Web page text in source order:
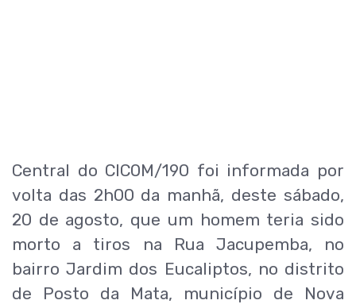
Central do CICOM/190 foi informada por
volta das 2h00 da manhã, deste sábado,
20 de agosto, que um homem teria sido
morto a tiros na Rua Jacupemba, no
bairro Jardim dos Eucaliptos, no distrito
de Posto da Mata, município de Nova